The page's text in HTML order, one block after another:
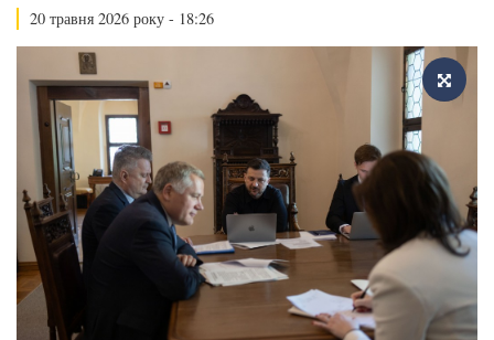
20 травня 2026 року - 18:26